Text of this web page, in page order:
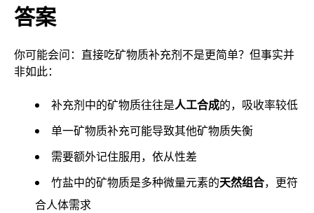
答案
你可能会问：直接吃矿物质补充剂不是更简单？但事实并
非如此：
补充剂中的矿物质往往是人工合成的，吸收率较低
单一矿物质补充可能导致其他矿物质失衡
需要额外记住服用，依从性差
竹盐中的矿物质是多种微量元素的天然组合，更符
合人体需求